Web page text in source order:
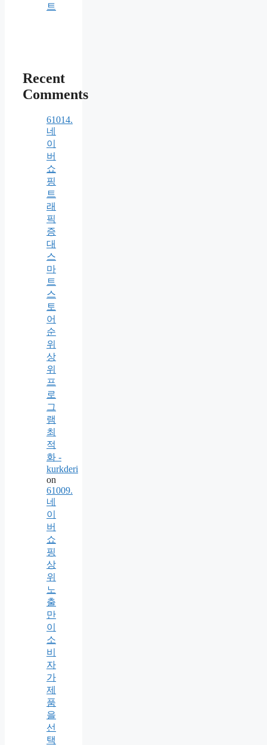
트
Recent
Comments
61014.
네
이
버
쇼
핑
트
래
픽
증
대
스
마
트
스
토
어
순
위
상
위
프
로
그
램
최
적
화 -
kurkderi
on
61009.
네
이
버
쇼
핑
상
위
노
출
만
이
소
비
자
가
제
품
을
선
택